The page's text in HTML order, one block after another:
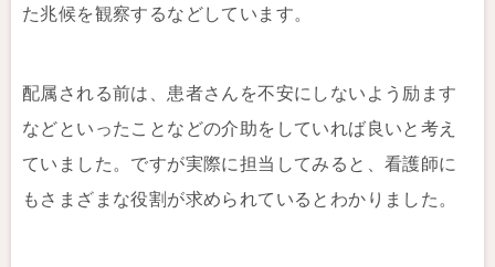
た兆候を観察するなどしています。
配属される前は、患者さんを不安にしないよう励ます
などといったことなどの介助をしていれば良いと考え
ていました。ですが実際に担当してみると、看護師に
もさまざまな役割が求められているとわかりました。